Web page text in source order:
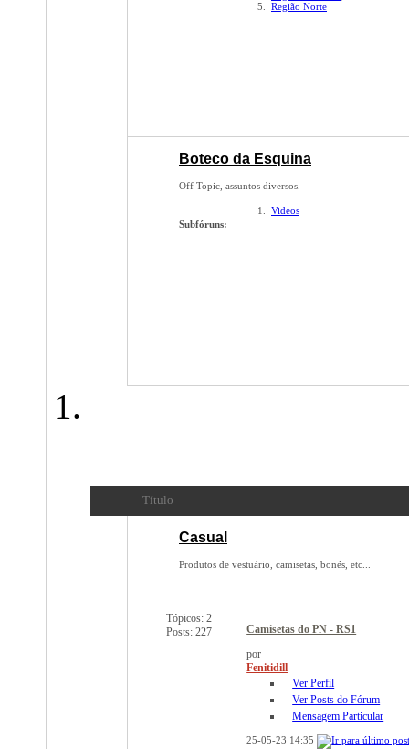
Região Norte
Boteco da Esquina
Off Topic, assuntos diversos.
Subfóruns:
Videos
Título
Casual
Produtos de vestuário, camisetas, bonés, etc...
Tópicos: 2
Posts: 227
Camisetas do PN - RS1
por
Fenitidill
Ver Perfil
Ver Posts do Fórum
Mensagem Particular
25-05-23 14:35